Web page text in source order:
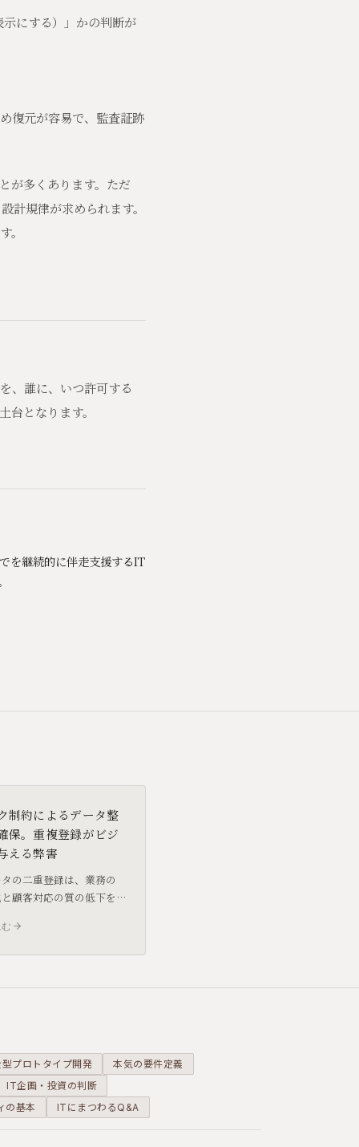
にする）」かの判断が
復元が容易で、監査証跡
が多くあります。ただ
計規律が求められます。
。
、誰に、いつ許可する
となります。
を継続的に伴走支援するIT
制約によるデータ整
保。重複登録がビジ
える弊害
の二重登録は、業務の
顧客対応の質の低下を
能を活用し、システム
型プロトタイプ開発
本気の要件定義
IT企画・投資の判断
の基本 ITにまつわるQ&A